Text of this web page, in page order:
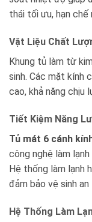
thái tối ưu, hạn
Vật Liệu Chất
Khung tủ làm từ
sinh. Các mặt kính
cao, khả năng
Tiết Kiệm Năng
Tủ mát 6 cánh
công nghệ làm
Hệ thống làm lạnh
đảm bảo vệ sinh
Hệ Thống Làm